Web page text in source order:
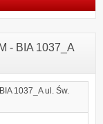
- BIA 1037_A
1037_A ul. Św.